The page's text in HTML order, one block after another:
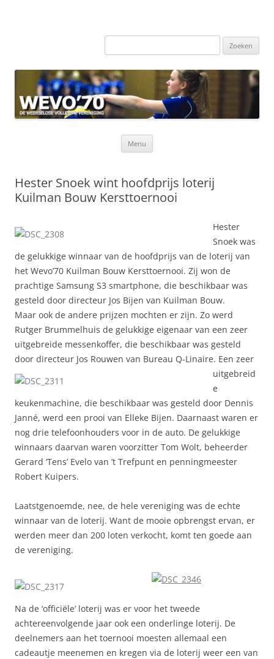
Zoeken
Menu
Hester Snoek wint hoofdprijs loterij
Kuilman Bouw Kersttoernooi
Hester
Snoek was
de gelukkige winnaar van de hoofdprijs van de loterij van
het Wevo’70 Kuilman Bouw Kersttoernooi. Zij won de
prachtige Samsung S3 smartphone, die beschikbaar was
gesteld door directeur Jos Bijen van Kuilman Bouw.
Maar ook de andere prijzen mochten er zijn. Zo werd
Rutger Brummelhuis de gelukkige eigenaar van een zeer
uitgebreide messenkoffer, die beschikbaar was gesteld
door directeur Jos Rouwen van Bureau Q-Linaire. Een zeer
uitgebreid
e
keukenmachine, die beschikbaar was gesteld door Dennis
Janné, werd een prooi van Elleke Bijen. Daarnaast waren er
nog drie telefoonhouders voor in de auto. De gelukkige
winnaars daarvan waren voorzitter Tom Wolt, beheerder
Gerard ‘Tens’ Evelo van ’t Trefpunt en penningmeester
Robert Kuipers.
Laatstgenoemde, nee, de hele vereniging was de echte
winnaar van de loterij. Want de mooie opbrengst ervan, er
werden meer dan 200 loten verkocht, komt ten goede aan
de vereniging.
Na de ‘officiële’ loterij was er voor het tweede
achtereenvolgende jaar ook een onderlinge loterij. De
deelnemers aan het toernooi moesten allemaal een
cadeautje meenemen en kregen via de loterij weer een van